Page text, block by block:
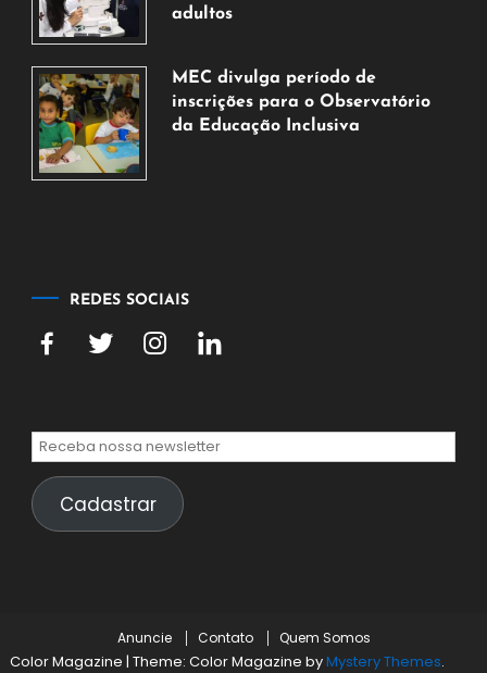
2026
adultos
de
agosto
de
MEC divulga período de
inscrições para o Observatório
da Educação Inclusiva
REDES SOCIAIS
Cadastrar
Anuncie Contato Quem Somos
Color Magazine | Theme: Color Magazine byMystery Themes.